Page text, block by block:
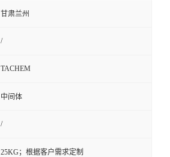
甘肃兰州
/
TACHEM
中间体
/
25KG；根据客户需求定制